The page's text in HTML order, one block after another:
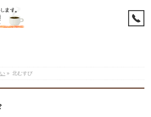
» 北むすび